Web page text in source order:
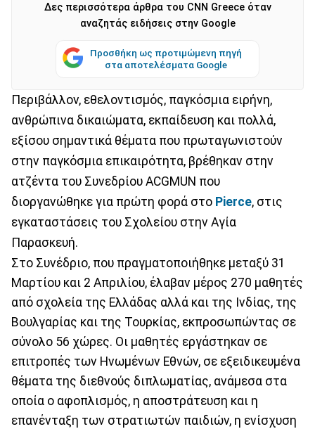
Δες περισσότερα άρθρα του CNN Greece όταν
αναζητάς ειδήσεις στην Google
Προσθήκη ως προτιμώμενη πηγή
στα αποτελέσματα Google
Περιβάλλον, εθελοντισμός, παγκόσμια ειρήνη,
ανθρώπινα δικαιώματα, εκπαίδευση και πολλά,
εξίσου σημαντικά θέματα που πρωταγωνιστούν
στην παγκόσμια επικαιρότητα, βρέθηκαν στην
ατζέντα του Συνεδρίου ACGMUN που
διοργανώθηκε για πρώτη φορά στο Pierce, στις
εγκαταστάσεις του Σχολείου στην Αγία
Παρασκευή.
Στο Συνέδριο, που πραγματοποιήθηκε μεταξύ 31
Μαρτίου και 2 Απριλίου, έλαβαν μέρος 270 μαθητές
από σχολεία της Ελλάδας αλλά και της Ινδίας, της
Βουλγαρίας και της Τουρκίας, εκπροσωπώντας σε
σύνολο 56 χώρες. Οι μαθητές εργάστηκαν σε
επιτροπές των Ηνωμένων Εθνών, σε εξειδικευμένα
θέματα της διεθνούς διπλωματίας, ανάμεσα στα
οποία ο αφοπλισμός, η αποστράτευση και η
επανένταξη των στρατιωτών παιδιών, η ενίσχυση